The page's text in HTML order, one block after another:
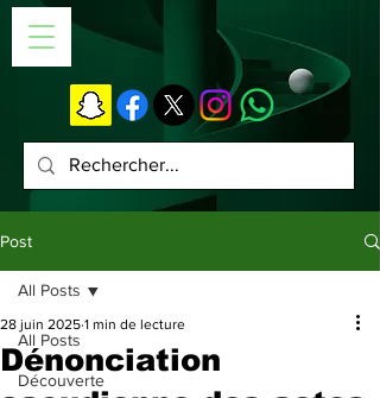
Post
All Posts
Découverte
All Posts
Dénonciation
28 juin 2025 1 min de lecture